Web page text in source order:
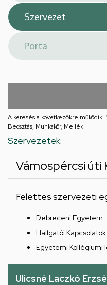
A keresés a következőkre
Beosztás, Munkakör, Mellék
Szervezetek
Vámospércsi úti
Felettes szervezeti
Debreceni Egyetem
Hallgatói
Egyetemi Kollégiumi
Ulicsné Laczkó